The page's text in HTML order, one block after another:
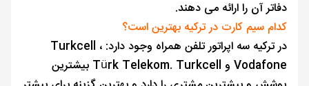
دفاتر آن را ارائه می دهند.
کدام سیم کارت در ترکیه بهترین است؟
در ترکیه سه اپراتور تلفن همراه وجود دارد: Turkcell ،
Vodafone و Türk Telekom. Turkcell بیشترین